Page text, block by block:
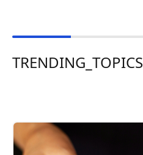
TRENDING_TOPICS